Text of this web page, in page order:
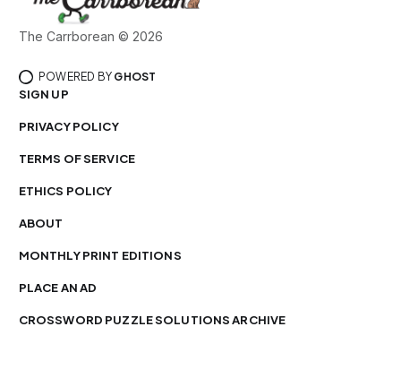
The Carrborean © 2026
POWERED BY GHOST
SIGN UP
PRIVACY POLICY
TERMS OF SERVICE
ETHICS POLICY
ABOUT
MONTHLY PRINT EDITIONS
PLACE AN AD
CROSSWORD PUZZLE SOLUTIONS ARCHIVE